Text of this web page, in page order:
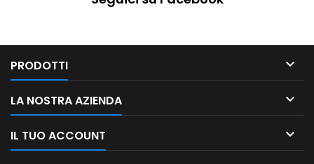
PRODOTTI 
LA NOSTRA AZIENDA 
IL TUO ACCOUNT 